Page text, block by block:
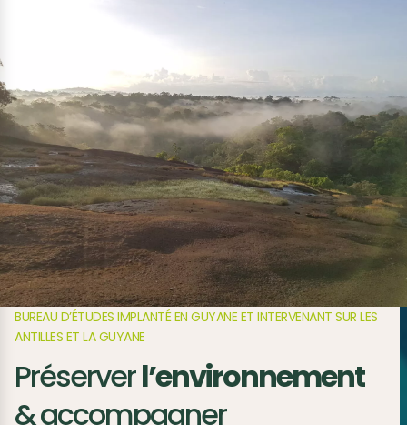
BUREAU D’ÉTUDES IMPLANTÉ EN GUYANE ET INTERVENANT SUR LES
ANTILLES ET LA GUYANE
Préserverl’environnement
& accompagner
BUREAU D’ÉTUDES IMPLANTÉ EN GUYANE ET INTERVENANT SUR LES
ANTILLES ET LA GUYANE
Préserverl’environnement
& accompagner